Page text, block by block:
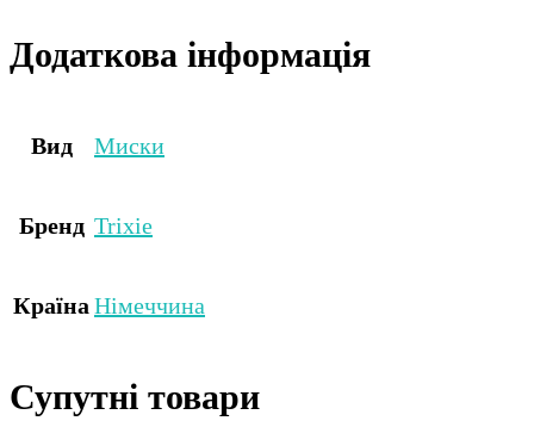
Додаткова інформація
Вид Миски
Бренд Trixie
Країна Німеччина
Супутні товари